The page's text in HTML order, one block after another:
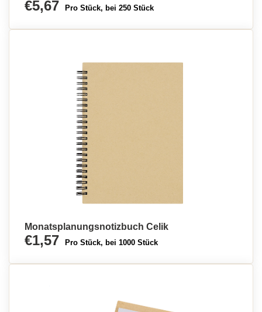
€5,67 Pro Stück, bei 250 Stück
Monatsplanungsnotizbuch Celik
€1,57 Pro Stück, bei 1000 Stück